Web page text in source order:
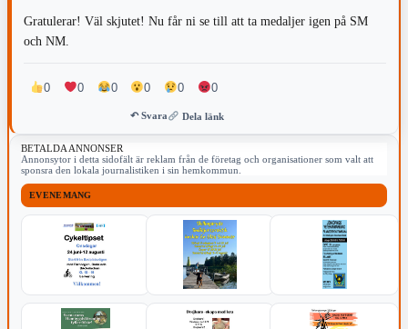
Gratulerar! Väl skjutet! Nu får ni se till att ta medaljer igen på SM
och NM.
0 0 0 0 0 0
↶ Svara Dela länk
BETALDA ANNONSER
Annonsytor i detta sidofält är reklam från de företag och organisationer som valt att
sponsra den lokala journalistiken i sin hemkommun.
EVENEMANG